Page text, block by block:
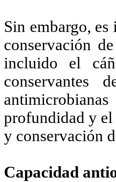
Sin embargo,
conservación
incluido el
conservantes
profundidad y
y conservación
Capacidad